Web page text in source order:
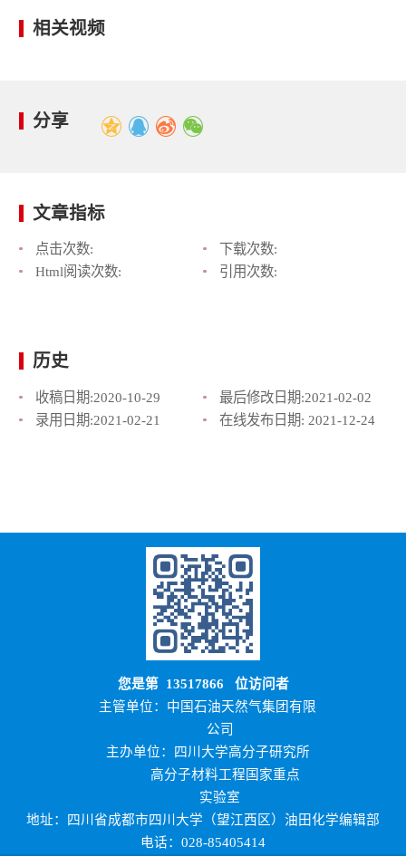
相关视频
分享
文章指标
点击次数:
下载次数:
Html阅读次数:
引用次数:
历史
收稿日期:2020-10-29 最后修改日期:2021-02-02
录用日期:2021-02-21 在线发布日期: 2021-12-24
您是第 13517866 位访问者
主管单位：中国石油天然气集团有限
公司
主办单位：四川大学高分子研究所
高分子材料工程国家重点
实验室
地址：四川省成都市四川大学（望江西区）油田化学编辑部
电话：028-85405414